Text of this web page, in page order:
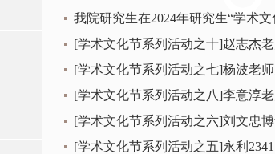
我院研究生在2024年研究生“学术
[学术文化节系列活动之十]赵志杰
[学术文化节系列活动之七]杨波老
[学术文化节系列活动之八]李意淳
[学术文化节系列活动之六]刘文忠
[学术文化节系列活动之五]永利